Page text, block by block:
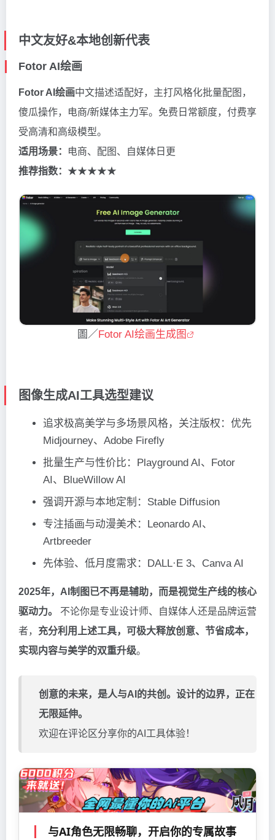
中文友好&本地创新代表
Fotor AI绘画
Fotor AI绘画中文描述适配好，主打风格化批量配图，
傻瓜操作，电商/新媒体主力军。免费日常额度，付费享
受高清和高级模型。
适用场景：
电商、配图、自媒体日更
推荐指数： ★★★★★
圖／Fotor AI绘画生成图
图像生成AI工具选型建议
追求极高美学与多场景风格，关注版权：优先
Midjourney、Adobe Firefly
批量生产与性价比：Playground AI、Fotor
AI、BlueWillow AI
强调开源与本地定制：Stable Diffusion
专注插画与动漫美术：Leonardo AI、
Artbreeder
先体验、低月度需求：DALL·E 3、Canva AI
2025年，AI制图已不再是辅助，而是视觉生产线的核心
驱动力。 不论你是专业设计师、自媒体人还是品牌运营
者， 充分利用上述工具，可极大释放创意、节省成本，
实现内容与美学的双重升级。
创意的未来，是人与AI的共创。设计的边界，正在
无限延伸。
欢迎在评论区分享你的AI工具体验！
与AI角色无限畅聊，开启你的专属故事